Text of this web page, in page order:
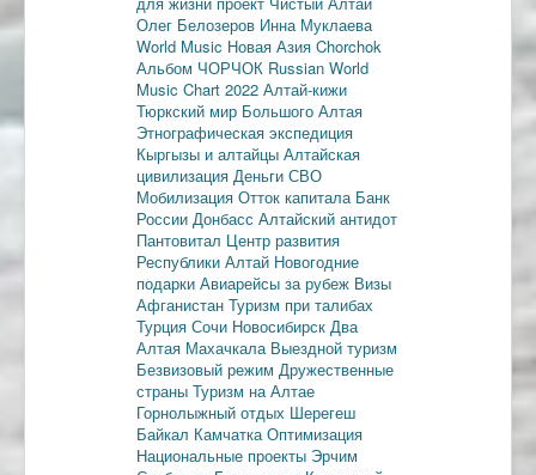
Олег Белозеров Инна Муклаева
World Music Новая Азия Chorchok
Альбом ЧОРЧОК Russian World
Music Chart 2022 Алтай-кижи
Тюркский мир Большого Алтая
Этнографическая экспедиция
Кыргызы и алтайцы Алтайская
цивилизация Деньги СВО
Мобилизация Отток капитала Банк
России Донбасс Алтайский антидот
Пантовитал Центр развития
Республики Алтай Новогодние
подарки Авиарейсы за рубеж Визы
Афганистан Туризм при талибах
Турция Сочи Новосибирск Два
Алтая Махачкала Выездной туризм
Безвизовый режим Дружественные
страны Туризм на Алтае
Горнолыжный отдых Шерегеш
Байкал Камчатка Оптимизация
Национальные проекты Эрчим